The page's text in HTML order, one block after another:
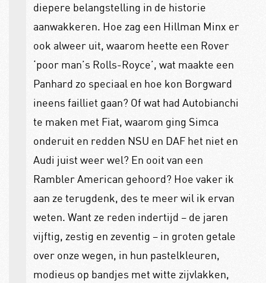
diepere belangstelling in de historie
aanwakkeren. Hoe zag een Hillman Minx er
ook alweer uit, waarom heette een Rover
‘poor man’s Rolls-Royce’, wat maakte een
Panhard zo speciaal en hoe kon Borgward
ineens failliet gaan? Of wat had Autobianchi
te maken met Fiat, waarom ging Simca
onderuit en redden NSU en DAF het niet en
Audi juist weer wel? En ooit van een
Rambler American gehoord? Hoe vaker ik
aan ze terugdenk, des te meer wil ik ervan
weten. Want ze reden indertijd – de jaren
vijftig, zestig en zeventig – in groten getale
over onze wegen, in hun pastelkleuren,
modieus op bandjes met witte zijvlakken,